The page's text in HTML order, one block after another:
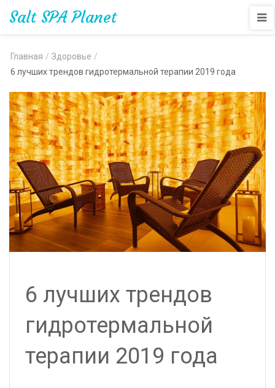
Salt SPA Planet
Главная / Здоровье /
6 лучших трендов гидротермальной терапии 2019 года
6 лучших трендов
гидротермальной
терапии 2019 года